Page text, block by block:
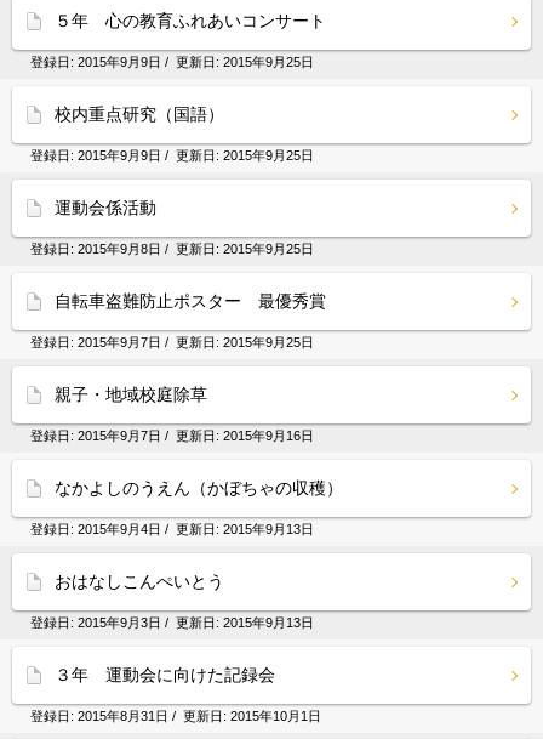
５年 心の教育ふれあいコンサート
登録日: 2015年9月9日 / 更新日: 2015年9月25日
校内重点研究（国語）
登録日: 2015年9月9日 / 更新日: 2015年9月25日
運動会係活動
登録日: 2015年9月8日 / 更新日: 2015年9月25日
自転車盗難防止ポスター 最優秀賞
登録日: 2015年9月7日 / 更新日: 2015年9月25日
親子・地域校庭除草
登録日: 2015年9月7日 / 更新日: 2015年9月16日
なかよしのうえん（かぼちゃの収穫）
登録日: 2015年9月4日 / 更新日: 2015年9月13日
おはなしこんぺいとう
登録日: 2015年9月3日 / 更新日: 2015年9月13日
３年 運動会に向けた記録会
登録日: 2015年8月31日 / 更新日: 2015年10月1日